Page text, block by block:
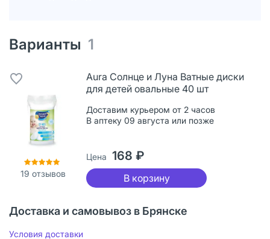
Варианты 1
19 отзывов
Aura Солнце и Луна Ватные диски
для детей овальные 40 шт
Доставим курьером от 2 часов
В аптеку 09 августа или позже
Цена 168 ₽
В корзину
Доставка и самовывоз в Брянске
Условия доставки